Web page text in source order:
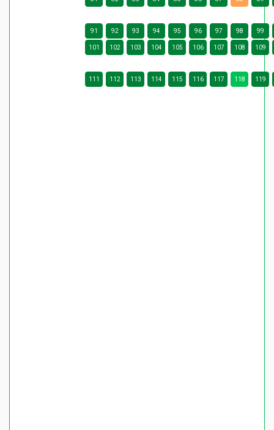
91 92 93 94 95 96 97 98 99
101 102 103 104 105 106 107 108 109
111 112 113 114 115 116 117 118 119